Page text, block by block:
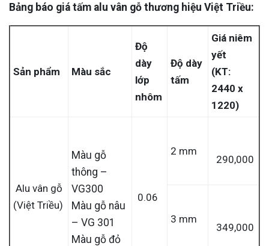
Bảng báo giá tấm alu vân gỗ thương hiệu Việt Triều:
Sản phẩm Màu sắc
Độ
dày
lớp
nhôm
Độ dày
tấm
Giá niêm
yết
(KT:
2440 x
1220)
Alu vân gỗ
(Việt Triều)
Màu gỗ
thông –
VG300
Màu gỗ nâu
– VG 301
Màu gỗ đỏ
0.06
2 mm
290,000
3 mm
349,000